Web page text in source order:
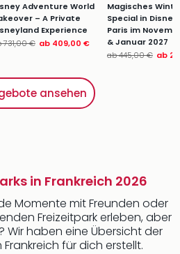
Adventure World
– A Private
Experience
731,00 € ab 409,00 €
Magisches
Special in
Paris im
& Januar 2027
ab445,00 € ab
ansehen
in Frankreich 2026
Momente mit Freunden oder
Freizeitpark erleben, aber
Wir haben eine Übersicht der
für dich erstellt.